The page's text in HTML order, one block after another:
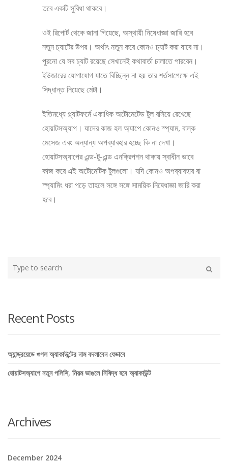
তবে একটি সুবিধা থাকবে।
ওই রিপোর্ট থেকে জানা গিয়েছে, অস্থায়ী নিষেধাজ্ঞা জারি হবে
নতুন চ্যাটের উপর। অর্থাৎ নতুন করে কোনও চ্যাট করা যাবে না।
পুরনো যে সব চ্যাট রয়েছে সেখানেই কথাবার্তা চালাতে পারবেন।
ইউজারের যোগাযোগ যাতে বিচ্ছিন্ন না হয় তার শর্তসাপেক্ষে এই
সিদ্ধান্ত নিয়েছে মেটা।
ইতিমধ্যে প্ল্যাটফর্মে একাধিক অটোমেটেড টুল বসিয়ে রেখেছে
হোয়াটসঅ্যাপ। যাদের কাজ হল অ্যাপে কোনও স্প্যাম, বাল্ক
মেসেজ এবং অন্যান্য অপব্যাবহার হচ্ছে কি না দেখা।
হোয়াটসঅ্যাপের এন্ড-টু-এন্ড এনক্রিপশন থাকায় স্বাধীন ভাবে
কাজ করে এই অটোমেটিক টুলগুলো। যদি কোনও অপব্যাবহার বা
স্প্যামিং ধরা পড়ে তাহলে সঙ্গে সঙ্গে সাময়িক নিষেধাজ্ঞা জারি করা
হবে।
your
Recent Posts
অ্যান্ড্রয়েডে গুগল অ্যাকাউন্টের নাম বদলাবেন যেভাবে
হোয়াটসঅ্যাপে নতুন পলিসি, নিয়ম ভাঙলে নিষিদ্ধ হবে অ্যাকাউন্ট
Archives
December 2024